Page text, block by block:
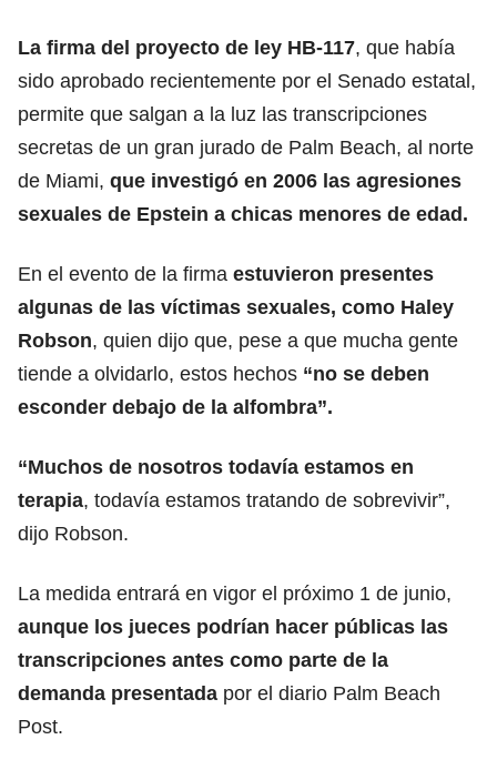
La firma del proyecto de ley HB-117, que había
sido aprobado recientemente por el Senado estatal,
permite que salgan a la luz las transcripciones
secretas de un gran jurado de Palm Beach, al norte
de Miami, que investigó en 2006 las agresiones
sexuales de Epstein a chicas menores de edad.
En el evento de la firma estuvieron presentes
algunas de las víctimas sexuales, como Haley
Robson, quien dijo que, pese a que mucha gente
tiende a olvidarlo, estos hechos “no se deben
esconder debajo de la alfombra”.
“Muchos de nosotros todavía estamos en
terapia, todavía estamos tratando de sobrevivir”,
dijo Robson.
La medida entrará en vigor el próximo 1 de junio,
aunque los jueces podrían hacer públicas las
transcripciones antes como parte de la
demanda presentada por el diario Palm Beach
Post.